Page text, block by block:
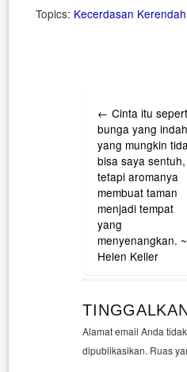
Topics: Kecerdasan
navigation
← Cinta itu
bunga yang indah
yang mungkin
bisa saya sentuh,
tetapi aromanya
membuat taman
menjadi tempat
yang
menyenangkan. ~
Helen Keller
Alamat email Anda
dipublikasikan. Ruas